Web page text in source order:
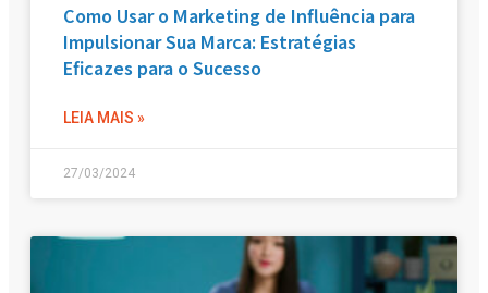
Como Usar o Marketing de Influência para
Impulsionar Sua Marca: Estratégias
Eficazes para o Sucesso
LEIA MAIS »
27/03/2024